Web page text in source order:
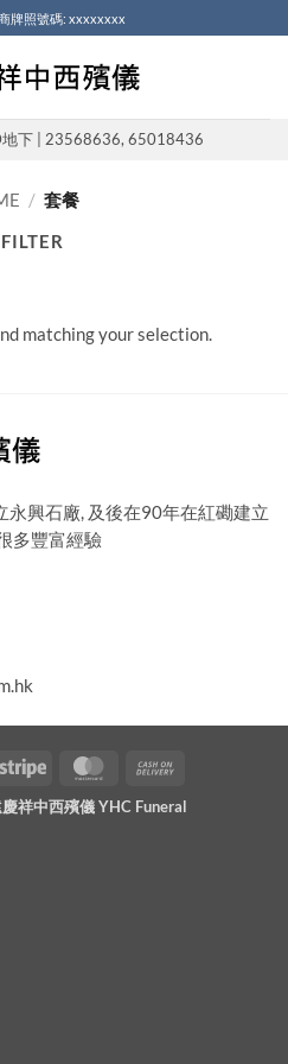
牌照號碼: xxxxxxxx
地下 | 23568636, 65018436
/ 套餐
FILTER
matching your selection.
興石廠, 及後在90年在紅磡建立
多豐富經驗
Stripe MasterCard
Delivery
祥中西殯儀 YHC Funeral